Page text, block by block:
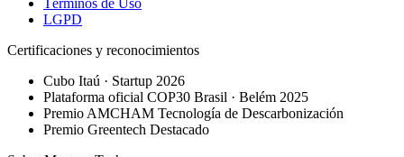
Términos de Uso
LGPD
Certificaciones y reconocimientos
Cubo Itaú · Startup 2026
Plataforma oficial COP30 Brasil · Belém 2025
Premio AMCHAM Tecnología de Descarbonización
Premio Greentech Destacado